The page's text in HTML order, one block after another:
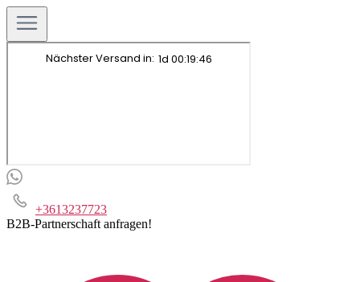
+3613237723
B2B-Partnerschaft anfragen!